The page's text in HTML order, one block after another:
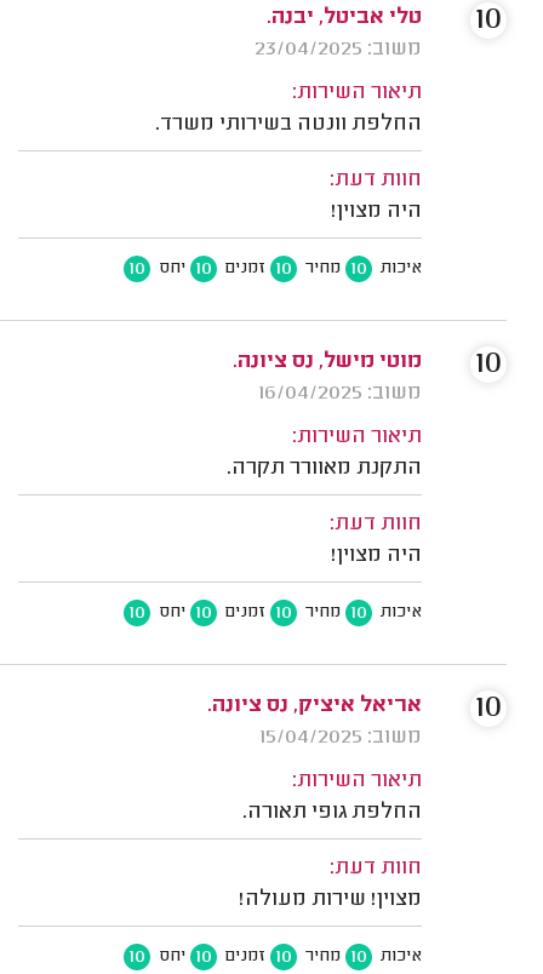
טלי אביטל, יבנה.
משוב: 23/04/2025
תיאור השירות:
החלפת וונטה בשירותי משרד.
חוות דעת:
היה מצוין!
איכות 10 מחיר 10 זמנים 10 יחס 10
10
מוטי מישל, נס ציונה.
משוב: 16/04/2025
תיאור השירות:
התקנת מאוורר תקרה.
חוות דעת:
היה מצוין!
איכות 10 מחיר 10 זמנים 10 יחס 10
10
אריאל איציק‬‎, נס ציונה.
משוב: 15/04/2025
תיאור השירות:
החלפת גופי תאורה.
חוות דעת:
מצוין! שירות מעולה!
איכות 10 מחיר 10 זמנים 10 יחס 10
10